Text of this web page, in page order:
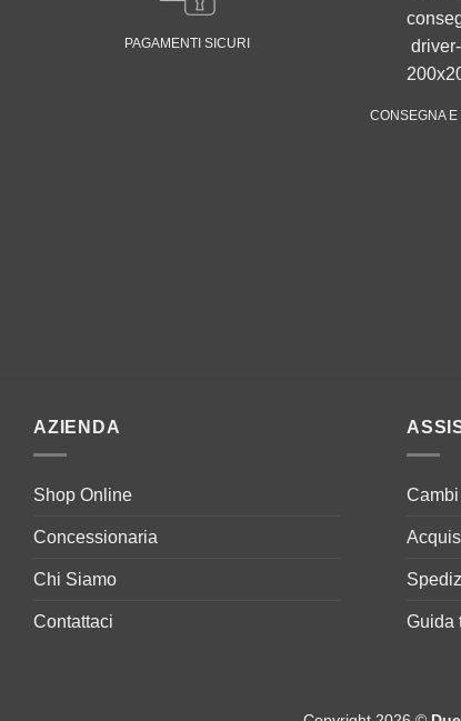
PAGAMENTI SICURI
CONSEGNA E
AZIENDA
Shop Online
Concessionaria
Chi Siamo
Contattaci Guida